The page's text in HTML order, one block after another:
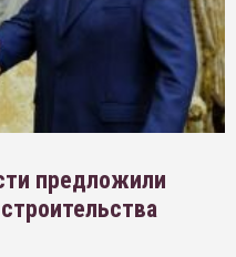
предложили